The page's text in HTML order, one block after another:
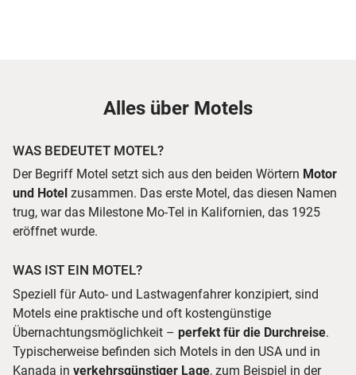
Alles über Motels
WAS BEDEUTET MOTEL?
Der Begriff Motel setzt sich aus den beiden Wörtern Motor
und Hotel zusammen. Das erste Motel, das diesen Namen
trug, war das Milestone Mo-Tel in Kalifornien, das 1925
eröffnet wurde.
WAS IST EIN MOTEL?
Speziell für Auto- und Lastwagenfahrer konzipiert, sind
Motels eine praktische und oft kostengünstige
Übernachtungsmöglichkeit – perfekt für die Durchreise.
Typischerweise befinden sich Motels in den USA und in
Kanada in verkehrsgünstiger Lage, zum Beispiel in der